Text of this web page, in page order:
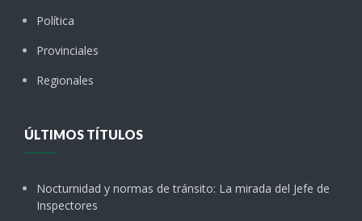
Política
Provinciales
Regionales
ÚLTIMOS TÍTULOS
Nocturnidad y normas de tránsito: La mirada del Jefe de
Inspectores